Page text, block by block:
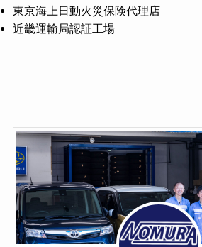
東京海上日動火災保険代理店
近畿運輸局認証工場